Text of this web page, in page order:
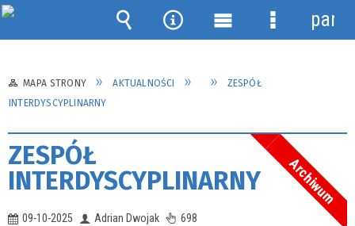
MAPA STRONY AKTUALNOŚCI
ZESPÓŁ
INTERDYSCYPLINARNY
ZESPÓŁ
INTERDYSCYPLINARNY
Archiwum
09-10-2025 Adrian Dwojak 698
Wyszukiwarka
Narzędzia
Menu Menu
panel